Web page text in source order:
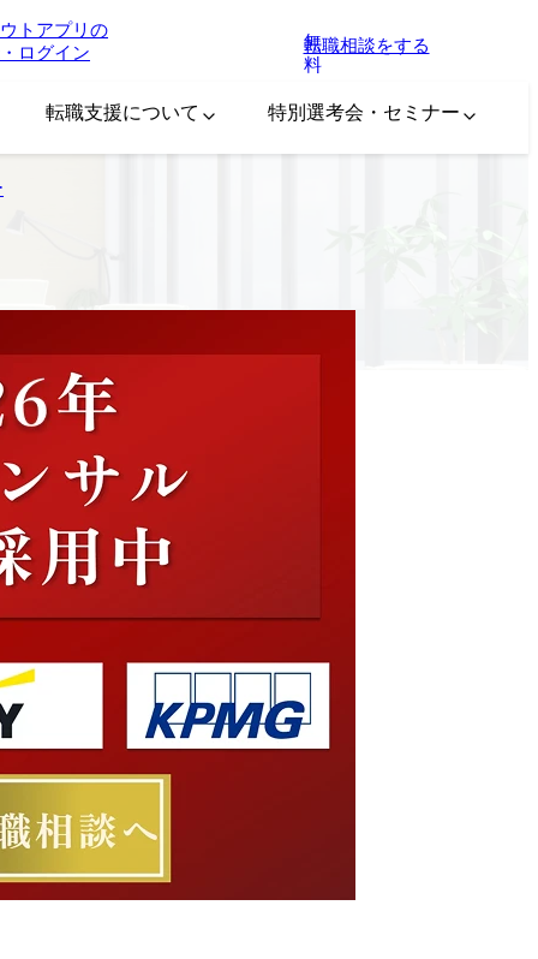
トアプリの
ログイン
無
料
転職相談をする
転職支援について 特別選考会・セミナー